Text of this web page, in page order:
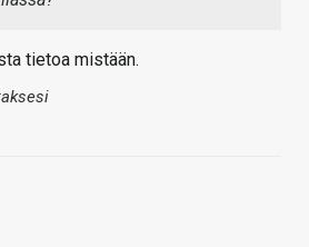
tietoa mistään.